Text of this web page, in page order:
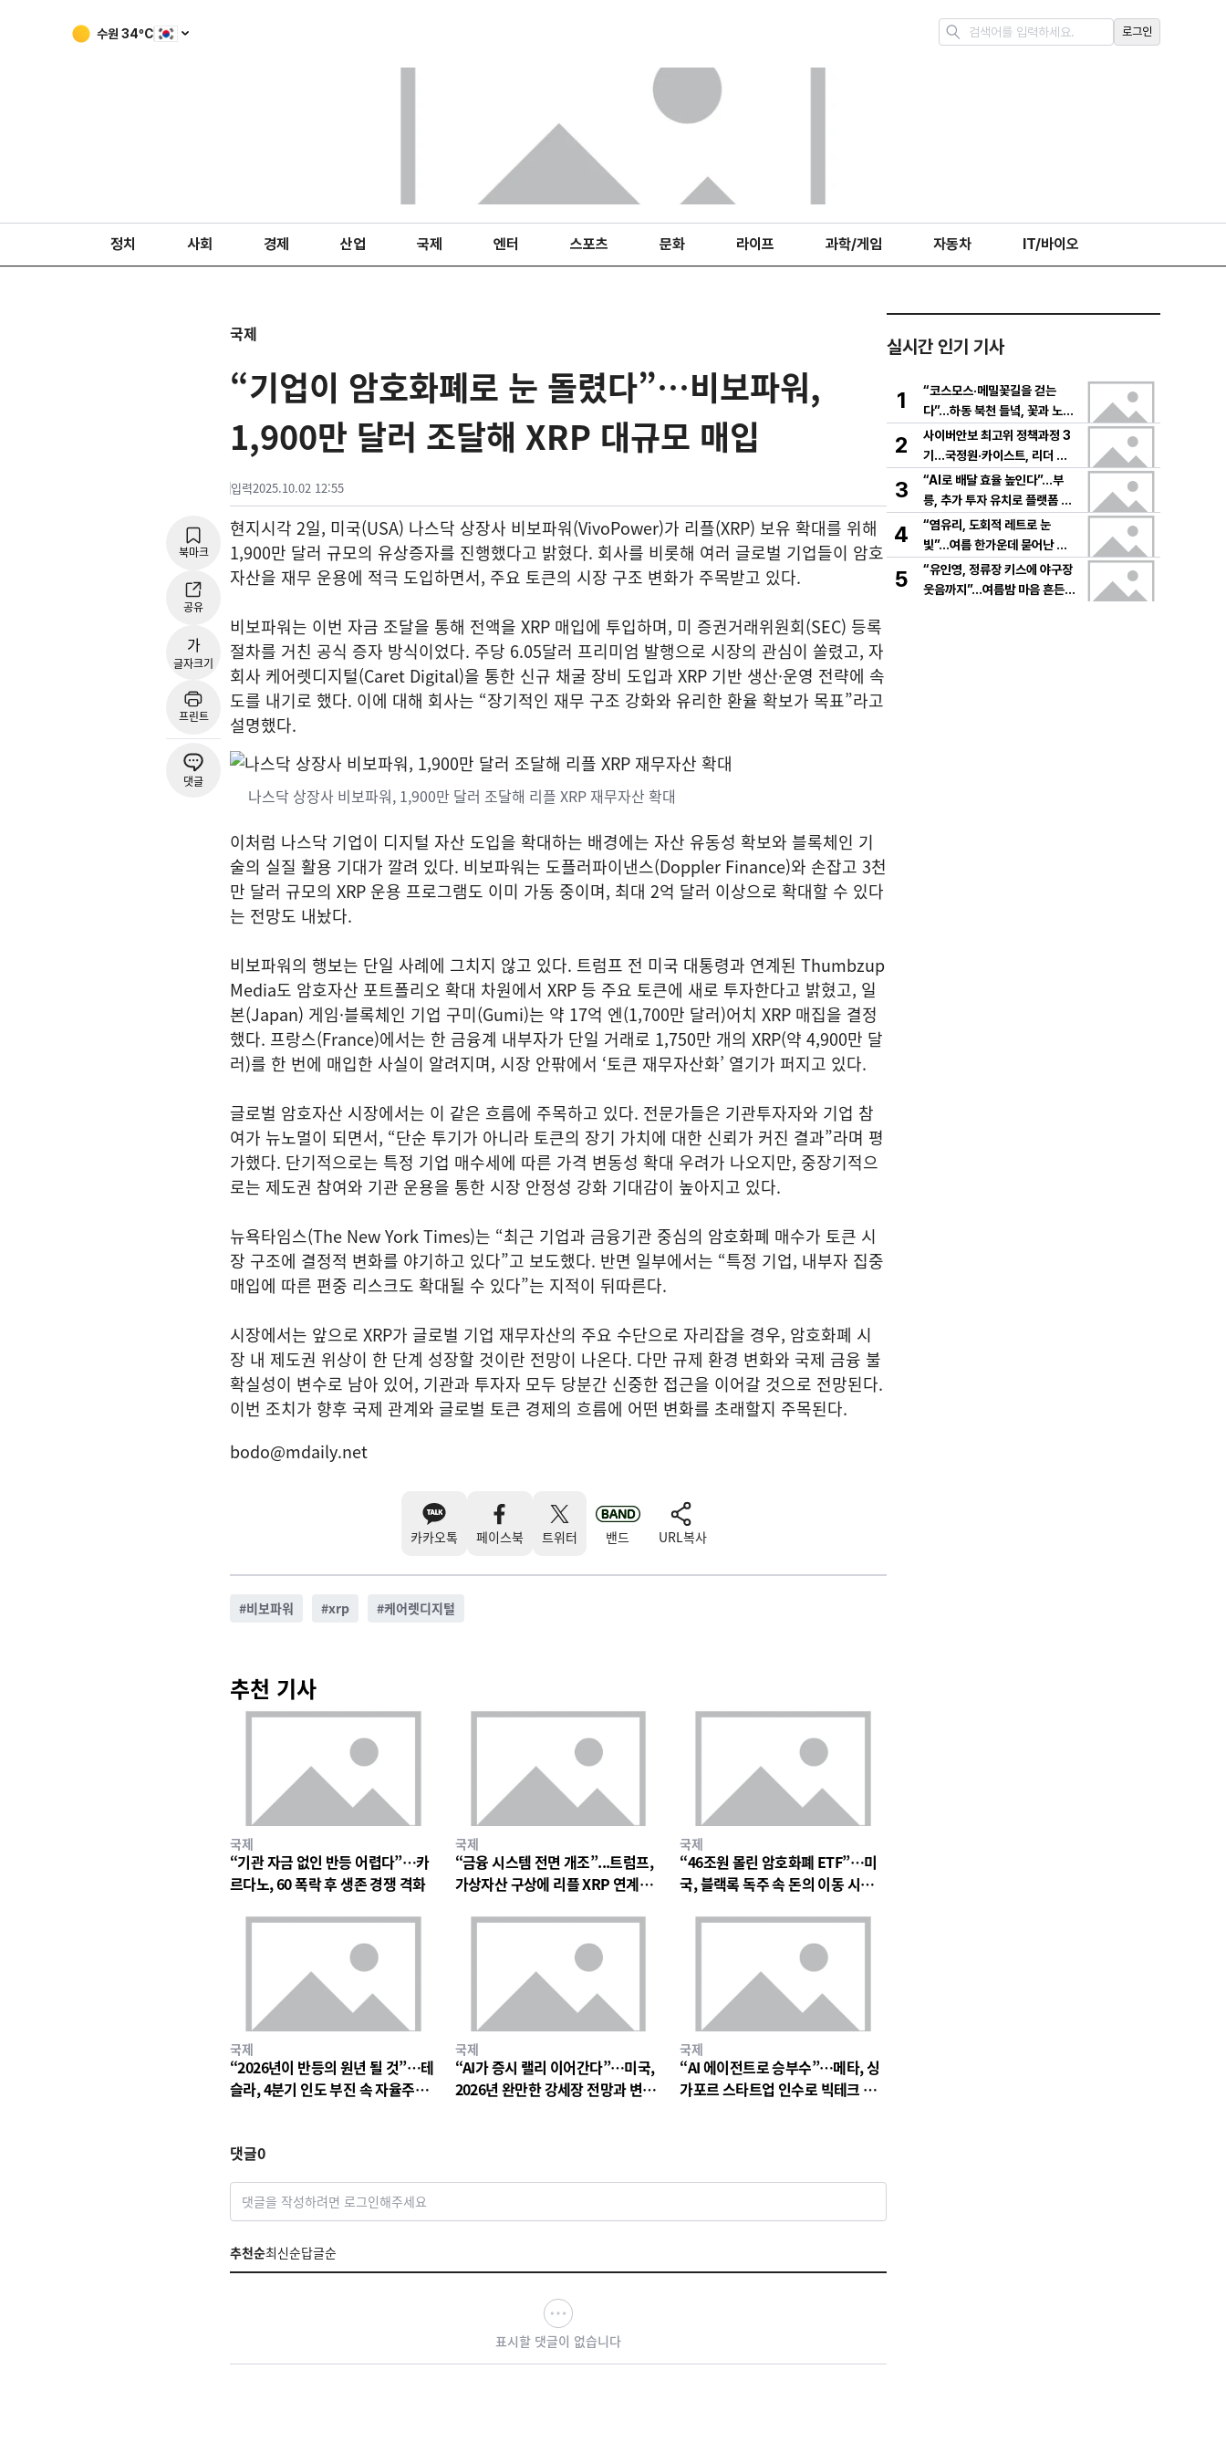
수원 34ºC 로그인
정치 사회 경제 산업 국제 엔터 스포츠 문화 라이프 과학/게임 자동차 IT/바이오
국제
“기업이 암호화폐로 눈 돌렸다”…비보파워,
1,900만 달러 조달해 XRP 대규모 매입
입력2025.10.02 12:55
북마크
공유
가
글자크기
프린트
댓글
현지시각 2일, 미국(USA) 나스닥 상장사 비보파워(VivoPower)가 리플(XRP) 보유 확대를 위해
1,900만 달러 규모의 유상증자를 진행했다고 밝혔다. 회사를 비롯해 여러 글로벌 기업들이 암호
자산을 재무 운용에 적극 도입하면서, 주요 토큰의 시장 구조 변화가 주목받고 있다.
비보파워는 이번 자금 조달을 통해 전액을 XRP 매입에 투입하며, 미 증권거래위원회(SEC) 등록
절차를 거친 공식 증자 방식이었다. 주당 6.05달러 프리미엄 발행으로 시장의 관심이 쏠렸고, 자
회사 케어렛디지털(Caret Digital)을 통한 신규 채굴 장비 도입과 XRP 기반 생산·운영 전략에 속
도를 내기로 했다. 이에 대해 회사는 “장기적인 재무 구조 강화와 유리한 환율 확보가 목표”라고
설명했다.
나스닥 상장사 비보파워, 1,900만 달러 조달해 리플 XRP 재무자산 확대
이처럼 나스닥 기업이 디지털 자산 도입을 확대하는 배경에는 자산 유동성 확보와 블록체인 기
술의 실질 활용 기대가 깔려 있다. 비보파워는 도플러파이낸스(Doppler Finance)와 손잡고 3천
만 달러 규모의 XRP 운용 프로그램도 이미 가동 중이며, 최대 2억 달러 이상으로 확대할 수 있다
는 전망도 내놨다.
비보파워의 행보는 단일 사례에 그치지 않고 있다. 트럼프 전 미국 대통령과 연계된 Thumbzup
Media도 암호자산 포트폴리오 확대 차원에서 XRP 등 주요 토큰에 새로 투자한다고 밝혔고, 일
본(Japan) 게임·블록체인 기업 구미(Gumi)는 약 17억 엔(1,700만 달러)어치 XRP 매집을 결정
했다. 프랑스(France)에서는 한 금융계 내부자가 단일 거래로 1,750만 개의 XRP(약 4,900만 달
러)를 한 번에 매입한 사실이 알려지며, 시장 안팎에서 ‘토큰 재무자산화’ 열기가 퍼지고 있다.
글로벌 암호자산 시장에서는 이 같은 흐름에 주목하고 있다. 전문가들은 기관투자자와 기업 참
여가 뉴노멀이 되면서, “단순 투기가 아니라 토큰의 장기 가치에 대한 신뢰가 커진 결과”라며 평
가했다. 단기적으로는 특정 기업 매수세에 따른 가격 변동성 확대 우려가 나오지만, 중장기적으
로는 제도권 참여와 기관 운용을 통한 시장 안정성 강화 기대감이 높아지고 있다.
뉴욕타임스(The New York Times)는 “최근 기업과 금융기관 중심의 암호화폐 매수가 토큰 시
장 구조에 결정적 변화를 야기하고 있다”고 보도했다. 반면 일부에서는 “특정 기업, 내부자 집중
매입에 따른 편중 리스크도 확대될 수 있다”는 지적이 뒤따른다.
시장에서는 앞으로 XRP가 글로벌 기업 재무자산의 주요 수단으로 자리잡을 경우, 암호화폐 시
장 내 제도권 위상이 한 단계 성장할 것이란 전망이 나온다. 다만 규제 환경 변화와 국제 금융 불
확실성이 변수로 남아 있어, 기관과 투자자 모두 당분간 신중한 접근을 이어갈 것으로 전망된다.
이번 조치가 향후 국제 관계와 글로벌 토큰 경제의 흐름에 어떤 변화를 초래할지 주목된다.
bodo@mdaily.net
카카오톡 페이스북 트위터 밴드 URL복사
#비보파워 #xrp #케어렛디지털
추천 기사
국제
“기관 자금 없인 반등 어렵다”…카
르다노, 60 폭락 후 생존 경쟁 격화
국제
“금융 시스템 전면 개조”...트럼프,
가상자산 구상에 리플 XRP 연계설
국제
“46조원 몰린 암호화폐 ETF”…미
국, 블랙록 독주 속 돈의 이동 시작되
국제
“2026년이 반등의 원년 될 것”…테
슬라, 4분기 인도 부진 속 자율주행
국제
“AI가 증시 랠리 이어간다”…미국,
2026년 완만한 강세장 전망과 변동
국제
“AI 에이전트로 승부수”…메타, 싱
가포르 스타트업 인수로 빅테크 경
댓글0
댓글을 작성하려면 로그인해주세요
추천순최신순답글순
표시할 댓글이 없습니다
실시간 인기 기사
1
“코스모스·메밀꽃길을 걷는
다”…하동 북천 들녘, 꽃과 노래
로 물드는 가을의 하루
2
사이버안보 최고위 정책과정 3
기…국정원·카이스트, 리더 안
보역량 키운다
3
“AI로 배달 효율 높인다”…부
릉, 추가 투자 유치로 플랫폼 혁
신 가속
4
“염유리, 도회적 레트로 눈
빛”…여름 한가운데 묻어난 자
유의 감각→팬들 궁금증 증폭
5
“유인영, 정류장 키스에 야구장
웃음까지”…여름밤 마음 흔든